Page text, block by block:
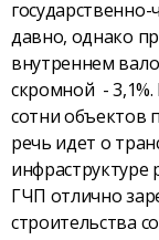
давно, однако
внутреннем
скромной -
сотни объектов
речь идет о
инфраструктуре
ГЧП отлично
строительства